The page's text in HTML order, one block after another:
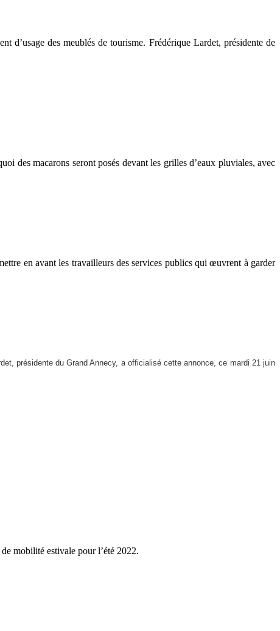
d’usage des meublés de tourisme. Frédérique Lardet, présidente de
des macarons seront posés devant les grilles d’eaux pluviales, avec
en avant les travailleurs des services publics qui œuvrent à garder
présidente du Grand Annecy, a officialisé cette annonce, ce mardi 21 juin
mobilité estivale pour l’été 2022.